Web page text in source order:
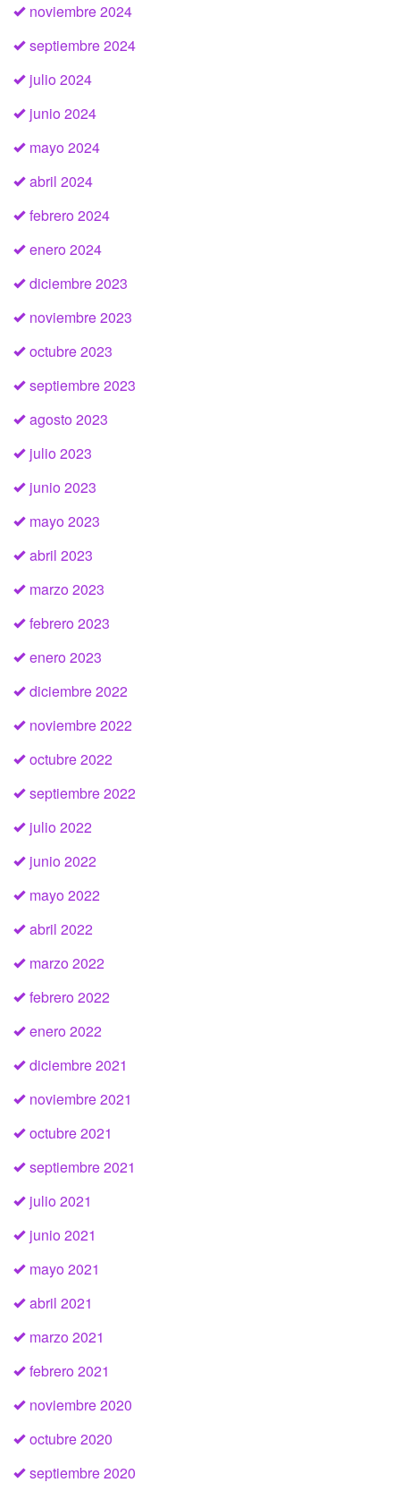
noviembre 2024
septiembre 2024
julio 2024
junio 2024
mayo 2024
abril 2024
febrero 2024
enero 2024
diciembre 2023
noviembre 2023
octubre 2023
septiembre 2023
agosto 2023
julio 2023
junio 2023
mayo 2023
abril 2023
marzo 2023
febrero 2023
enero 2023
diciembre 2022
noviembre 2022
octubre 2022
septiembre 2022
julio 2022
junio 2022
mayo 2022
abril 2022
marzo 2022
febrero 2022
enero 2022
diciembre 2021
noviembre 2021
octubre 2021
septiembre 2021
julio 2021
junio 2021
mayo 2021
abril 2021
marzo 2021
febrero 2021
noviembre 2020
octubre 2020
septiembre 2020